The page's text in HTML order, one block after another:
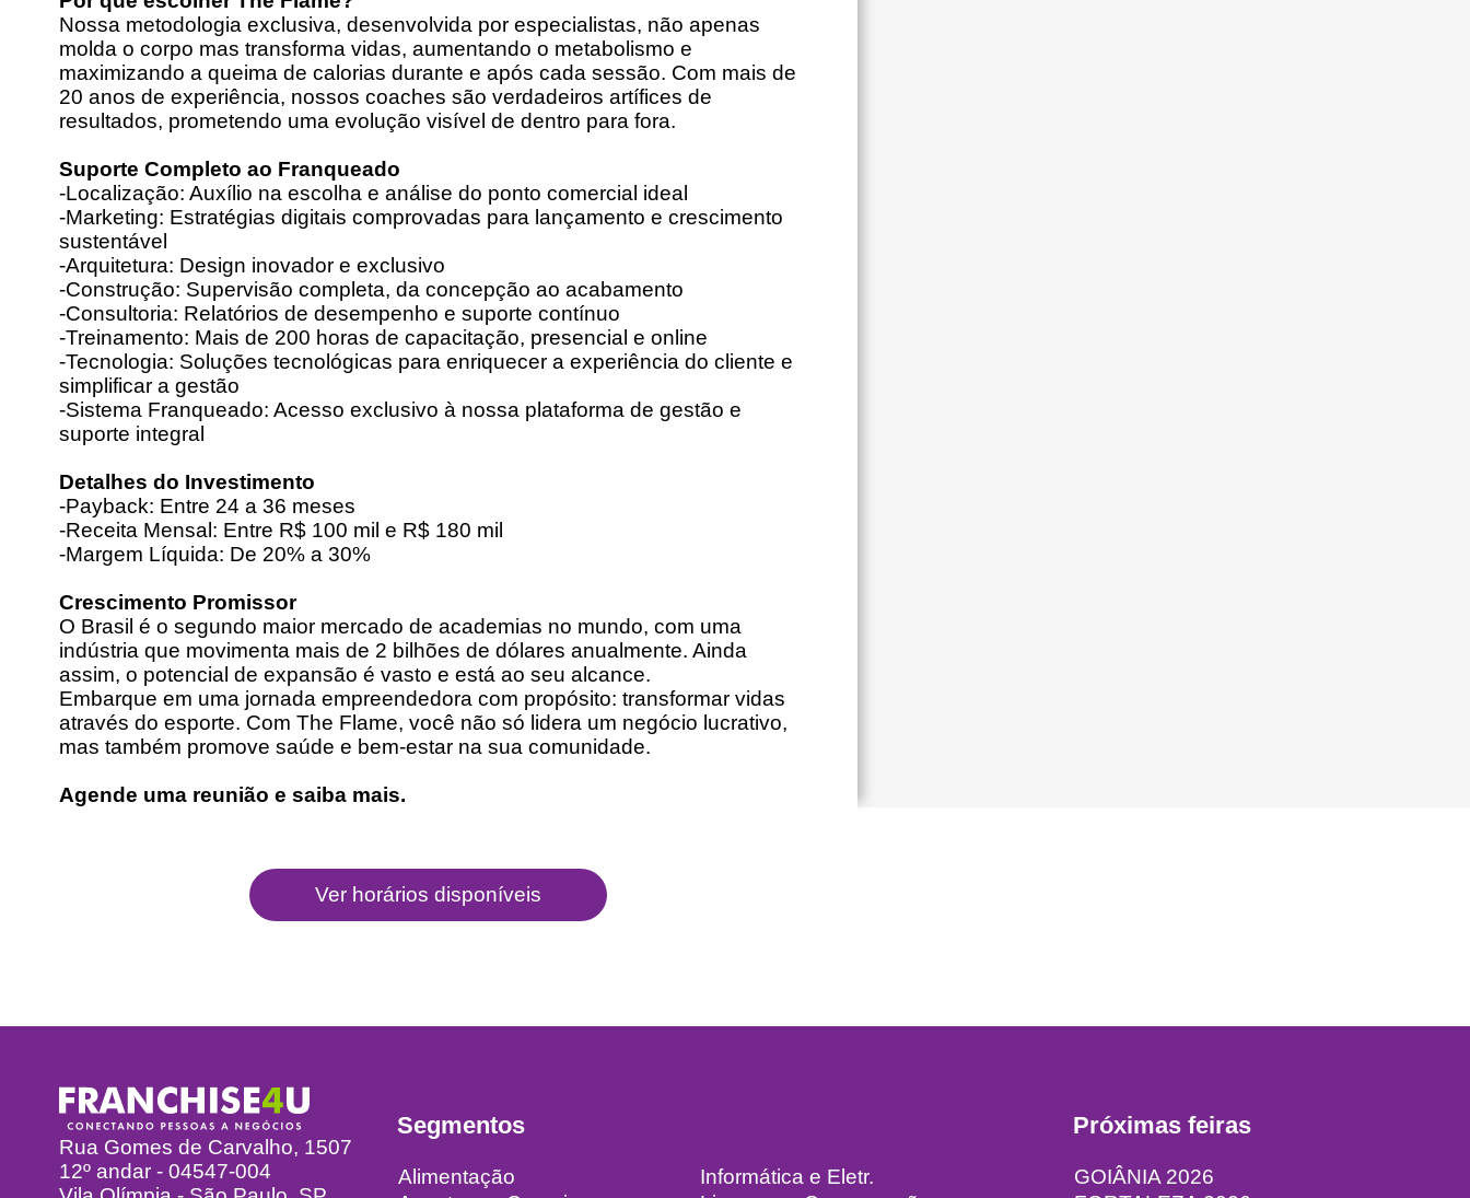
Nossa metodologia exclusiva, desenvolvida por especialistas, não apenas
molda o corpo mas transforma vidas, aumentando o metabolismo e
maximizando a queima de calorias durante e após cada sessão. Com mais de
20 anos de experiência, nossos coaches são verdadeiros artífices de
resultados, prometendo uma evolução visível de dentro para fora.
Suporte Completo ao Franqueado
-Localização: Auxílio na escolha e análise do ponto comercial ideal
-Marketing: Estratégias digitais comprovadas para lançamento e crescimento
sustentável
-Arquitetura: Design inovador e exclusivo
-Construção: Supervisão completa, da concepção ao acabamento
-Consultoria: Relatórios de desempenho e suporte contínuo
-Treinamento: Mais de 200 horas de capacitação, presencial e online
-Tecnologia: Soluções tecnológicas para enriquecer a experiência do cliente e
simplificar a gestão
-Sistema Franqueado: Acesso exclusivo à nossa plataforma de gestão e
suporte integral
Detalhes do Investimento
-Payback: Entre 24 a 36 meses
-Receita Mensal: Entre R$ 100 mil e R$ 180 mil
-Margem Líquida: De 20% a 30%
Crescimento Promissor
O Brasil é o segundo maior mercado de academias no mundo, com uma
indústria que movimenta mais de 2 bilhões de dólares anualmente. Ainda
assim, o potencial de expansão é vasto e está ao seu alcance.
Embarque em uma jornada empreendedora com propósito: transformar vidas
através do esporte. Com The Flame, você não só lidera um negócio lucrativo,
mas também promove saúde e bem-estar na sua comunidade.
Agende uma reunião e saiba mais.
Rua Gomes de Carvalho, 1507
12º andar - 04547-004
Segmentos
Alimentação
Informática e Eletr.
Próximas feiras
GOIÂNIA 2026